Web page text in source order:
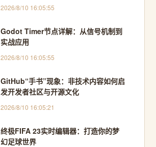
2026/8/10 16:05:55
Godot Timer节点详解：从信号机制到
实战应用
2026/8/10 16:05:55
GitHub“手书”现象：非技术内容如何启
发开发者社区与开源文化
2026/8/10 16:05:21
终极FIFA 23实时编辑器：打造你的梦
幻足球世界